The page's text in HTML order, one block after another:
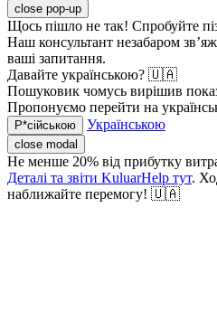
close pop-up
Щось пішло не так! Спробуйте
Наш консультант незабаром
ваші запитання.
Давайте українською? 🇺🇦
Пошуковик чомусь вирішив
Пропонуємо перейти на
Р*сійською Українською
close modal
Не менше 20% від прибутку
Деталі та звіти KuluarHelp тут.
наближайте перемогу! 🇺🇦